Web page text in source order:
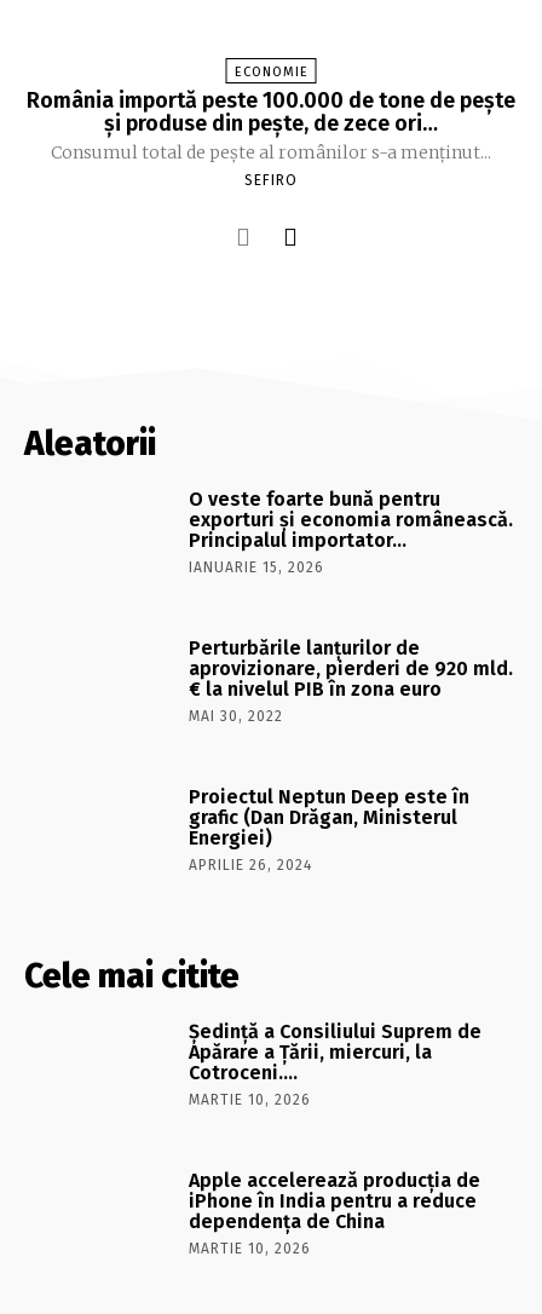
ECONOMIE
România importă peste 100.000 de tone de peşte
şi produse din peşte, de zece ori…
Consumul total de peşte al ro­mâ­nilor s-a menţinut...
SEFIRO
Aleatorii
O veste foarte bună pentru
exporturi şi economia românească.
Principalul importator…
IANUARIE 15, 2026
Perturbările lanţurilor de
aprovizionare, pierderi de 920 mld.
€ la nivelul PIB în zona euro
MAI 30, 2022
Proiectul Neptun Deep este în
grafic (Dan Drăgan, Ministerul
Energiei)
APRILIE 26, 2024
Cele mai citite
Şedinţă a Consiliului Suprem de
Apărare a Ţării, miercuri, la
Cotroceni….
MARTIE 10, 2026
Apple accelerează producția de
iPhone în India pentru a reduce
dependența de China
MARTIE 10, 2026